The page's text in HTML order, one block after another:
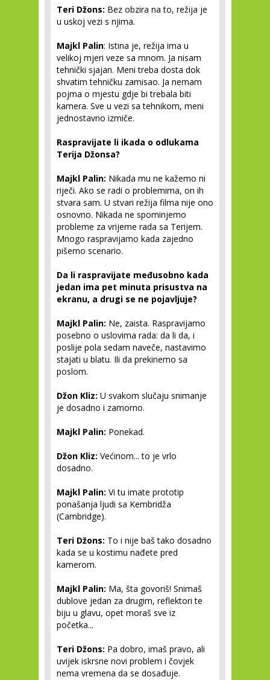
Teri Džons: Bez obzira na to, režija je
u uskoj vezi s njima.
Majkl Palin: Istina je, režija ima u
velikoj mjeri veze sa mnom. Ja nisam
tehnički sjajan. Meni treba dosta dok
shvatim tehničku zamisao. Ja nemam
pojma o mjestu gdje bi trebala biti
kamera. Sve u vezi sa tehnikom, meni
jednostavno izmiče.
Raspravijate li ikada o odlukama
Terija Džonsa?
Majkl Palin: Nikada mu ne kažemo ni
riječi. Ako se radi o problemima, on ih
stvara sam. U stvari režija filma nije ono
osnovno. Nikada ne spominjemo
probleme za vrijeme rada sa Terijem.
Mnogo raspravijamo kada zajedno
pišemo scenario.
Da li raspravijate međusobno kada
jedan ima pet minuta prisustva na
ekranu, a drugi se ne pojavljuje?
Majkl Palin: Ne, zaista. Raspravijamo
posebno o uslovima rada: da li da, i
poslije pola sedam naveče, nastavimo
stajati u blatu. Ili da prekinemo sa
poslom.
Džon Kliz: U svakom slučaju snimanje
je dosadno i zamorno.
Majkl Palin: Ponekad.
Džon Kliz: Većinom... to je vrlo
dosadno.
Majkl Palin: Vi tu imate prototip
ponašanja ljudi sa Kembridža
(Cambridge).
Teri Džons: To i nije baš tako dosadno
kada se u kostimu nađete pred
kamerom.
Majkl Palin: Ma, šta govoriš! Snimaš
dublove jedan za drugim, reflektori te
biju u glavu, opet moraš sve iz
početka...
Teri Džons: Pa dobro, imaš pravo, ali
uvijek iskrsne novi problem i čovjek
nema vremena da se dosađuje.